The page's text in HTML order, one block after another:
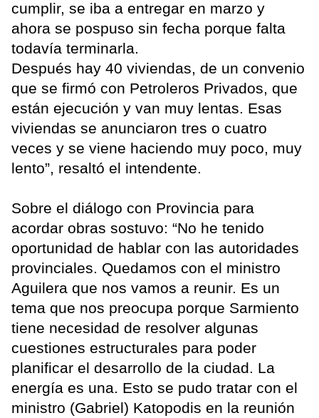
cumplir, se iba a entregar en marzo y
ahora se pospuso sin fecha porque falta
todavía terminarla.
Después hay 40 viviendas, de un convenio
que se firmó con Petroleros Privados, que
están ejecución y van muy lentas. Esas
viviendas se anunciaron tres o cuatro
veces y se viene haciendo muy poco, muy
lento”, resaltó el intendente.
Sobre el diálogo con Provincia para
acordar obras sostuvo: “No he tenido
oportunidad de hablar con las autoridades
provinciales. Quedamos con el ministro
Aguilera que nos vamos a reunir. Es un
tema que nos preocupa porque Sarmiento
tiene necesidad de resolver algunas
cuestiones estructurales para poder
planificar el desarrollo de la ciudad. La
energía es una. Esto se pudo tratar con el
ministro (Gabriel) Katopodis en la reunión